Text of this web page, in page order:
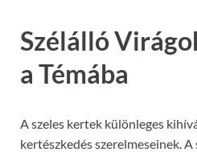
Szélálló
a Témába
A szeles kertek különleges
kertészkedés szerelmeseinek.